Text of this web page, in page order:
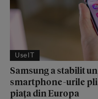
UseIT
Samsung a stabilit
smartphone-urile
piața din Europa